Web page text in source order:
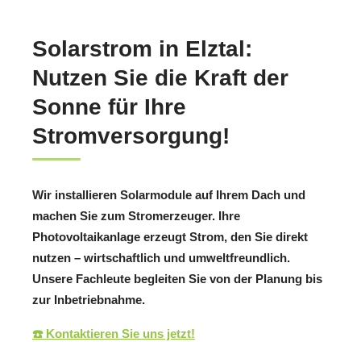
Solarstrom in Elztal:
Nutzen Sie die Kraft der
Sonne für Ihre
Stromversorgung!
Wir installieren Solarmodule auf Ihrem Dach und
machen Sie zum Stromerzeuger. Ihre
Photovoltaikanlage erzeugt Strom, den Sie direkt
nutzen – wirtschaftlich und umweltfreundlich.
Unsere Fachleute begleiten Sie von der Planung bis
zur Inbetriebnahme.
☎️ Kontaktieren Sie uns jetzt!